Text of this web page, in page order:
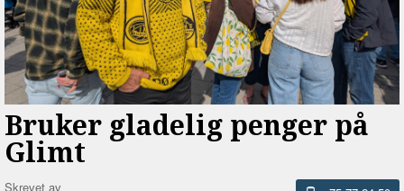
Bruker gladelig penger på
Glimt
Skrevet av